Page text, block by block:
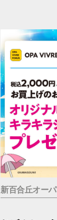
新百合丘オーパ